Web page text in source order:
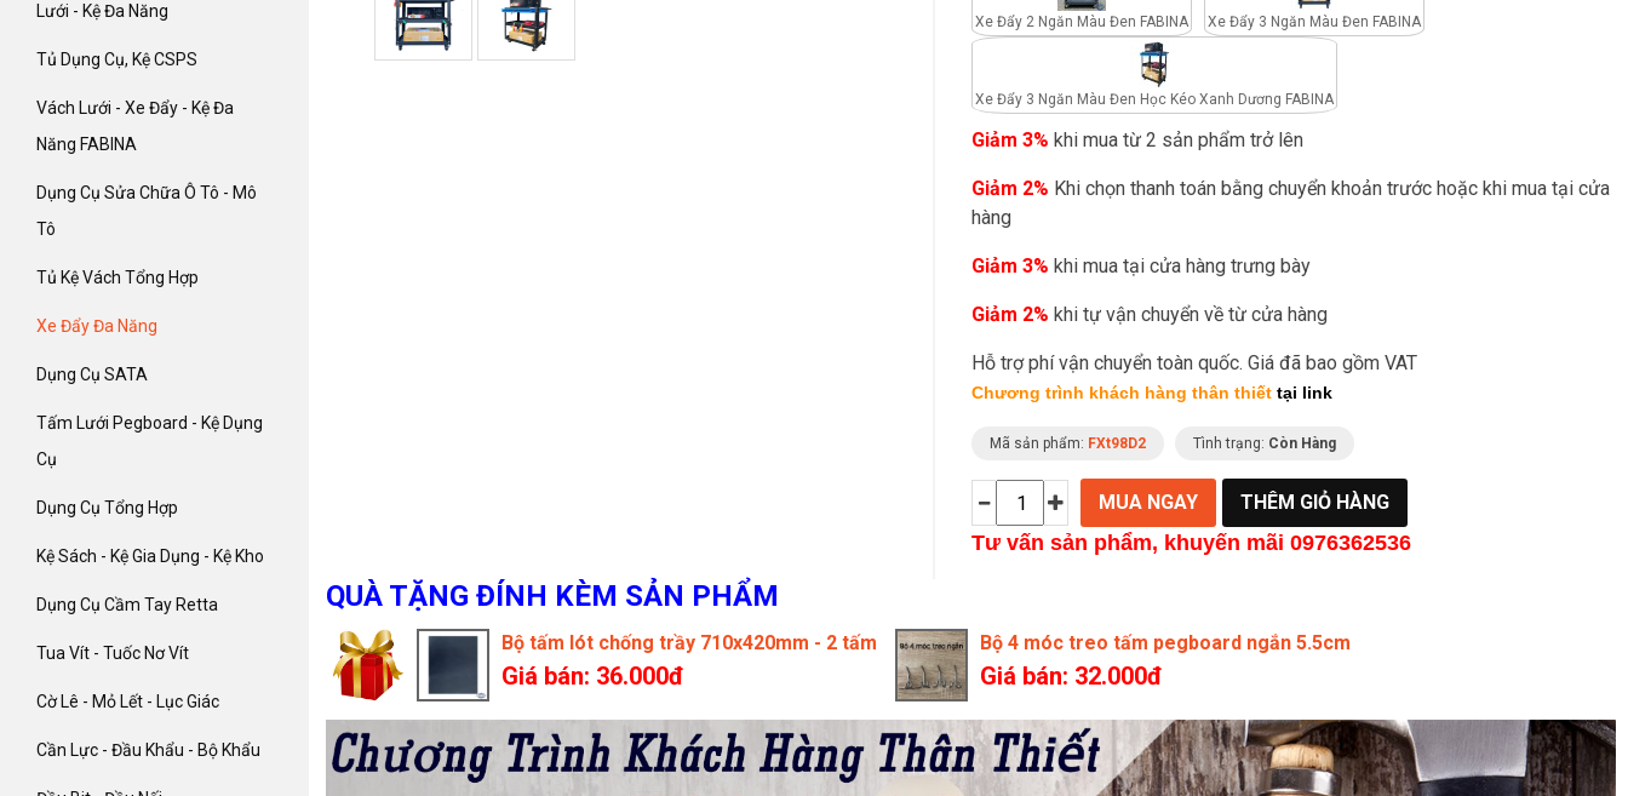
Lưới - Kệ Đa Năng
Tủ Dụng Cụ, Kệ CSPS
Vách Lưới - Xe Đẩy - Kệ Đa
Năng FABINA
Dụng Cụ Sửa Chữa Ô Tô - Mô
Tô
Tủ Kệ Vách Tổng Hợp
Xe Đẩy Đa Năng
Dụng Cụ SATA
Tấm Lưới Pegboard - Kệ Dụng
Cụ
Dụng Cụ Tổng Hợp
Kệ Sách - Kệ Gia Dụng - Kệ Kho
Dụng Cụ Cầm Tay Retta
Tua Vít - Tuốc Nơ Vít
Cờ Lê - Mỏ Lết - Lục Giác
Cần Lực - Đầu Khẩu - Bộ Khẩu
Xe Đẩy 2 Ngăn Màu Đen FABINA Xe Đẩy 3 Ngăn Màu Đen FABINA
Xe Đẩy 3 Ngăn Màu Đen Học Kéo Xanh Dương FABINA
Giảm 3% khi mua từ 2 sản phẩm trở lên
Giảm 2% Khi chọn thanh toán bằng chuyển khoản trước hoặc khi mua tại cửa
hàng
Giảm 3% khi mua tại cửa hàng trưng bày
Giảm 2% khi tự vận chuyển về từ cửa hàng
Hỗ trợ phí vận chuyển toàn quốc. Giá đã bao gồm VAT
Chương trình khách hàng thân thiết tại link
Mã sản phẩm: FXt98D2 Tình trạng: Còn Hàng
Tư vấn sản phẩm, khuyến mãi 0976362536
QUÀ TẶNG ĐÍNH KÈM SẢN PHẨM
Bộ tấm lót chống trầy 710x420mm - 2 tấm
Giá bán: 36.000đ
Bộ 4 móc treo tấm pegboard ngắn 5.5cm
Giá bán: 32.000đ